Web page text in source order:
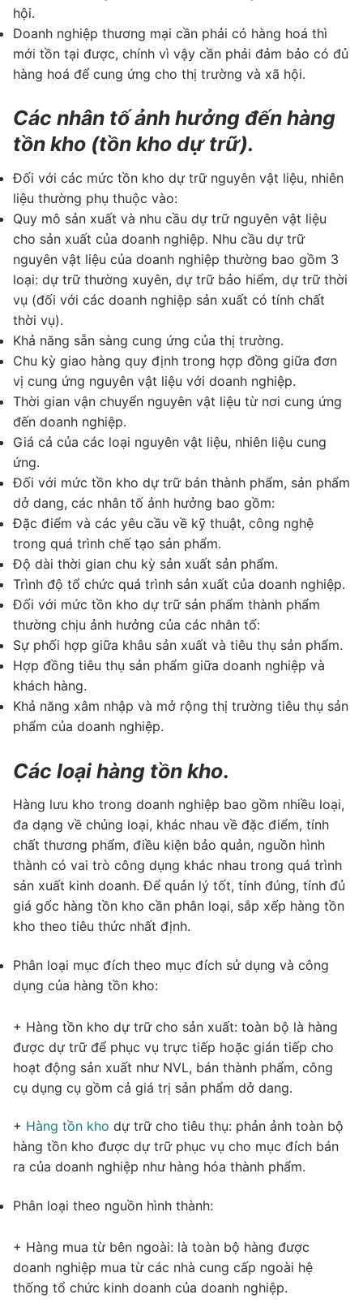
hội.
Doanh nghiệp thương mại cần phải có hàng hoá thì
mới tồn tại được, chính vì vậy cần phải đảm bảo có đủ
hàng hoá để cung ứng cho thị trường và xã hội.
Các nhân tố ảnh hưởng đến hàng
tồn kho (tồn kho dự trữ).
Đối với các mức tồn kho dự trữ nguyên vật liệu, nhiên
liệu thường phụ thuộc vào:
Quy mô sản xuất và nhu cầu dự trữ nguyên vật liệu
cho sản xuất của doanh nghiệp. Nhu cầu dự trữ
nguyên vật liệu của doanh nghiệp thường bao gồm 3
loại: dự trữ thường xuyên, dự trữ bảo hiểm, dự trữ thời
vụ (đối với các doanh nghiệp sản xuất có tính chất
thời vụ).
Khả năng sẵn sàng cung ứng của thị trường.
Chu kỳ giao hàng quy định trong hợp đồng giữa đơn
vị cung ứng nguyên vật liệu với doanh nghiệp.
Thời gian vận chuyển nguyên vật liệu từ nơi cung ứng
đến doanh nghiệp.
Giá cả của các loại nguyên vật liệu, nhiên liệu cung
ứng.
Đối với mức tồn kho dự trữ bán thành phẩm, sản phẩm
dở dang, các nhân tố ảnh hưởng bao gồm:
Đặc điểm và các yêu cầu về kỹ thuật, công nghệ
trong quá trình chế tạo sản phẩm.
Độ dài thời gian chu kỳ sản xuất sản phẩm.
Trình độ tổ chức quá trình sản xuất của doanh nghiệp.
Đối với mức tồn kho dự trữ sản phẩm thành phẩm
thường chịu ảnh hưởng của các nhân tố:
Sự phối hợp giữa khâu sản xuất và tiêu thụ sản phẩm.
Hợp đồng tiêu thụ sản phẩm giữa doanh nghiệp và
khách hàng.
Khả năng xâm nhập và mở rộng thị trường tiêu thụ sản
phẩm của doanh nghiệp.
Các loại hàng tồn kho.
Hàng lưu kho trong doanh nghiệp bao gồm nhiều loại,
đa dạng về chủng loại, khác nhau về đặc điểm, tính
chất thương phẩm, điều kiện bảo quản, nguồn hình
thành có vai trò công dụng khác nhau trong quá trình
sản xuất kinh doanh. Để quản lý tốt, tính đúng, tính đủ
giá gốc hàng tồn kho cần phân loại, sắp xếp hàng tồn
kho theo tiêu thức nhất định.
Phân loại mục đích theo mục đích sử dụng và công
dụng của hàng tồn kho:
+ Hàng tồn kho dự trữ cho sản xuất: toàn bộ là hàng
được dự trữ để phục vụ trực tiếp hoặc gián tiếp cho
hoạt động sản xuất như NVL, bán thành phẩm, công
cụ dụng cụ gồm cả giá trị sản phẩm dở dang.
+ Hàng tồn kho dự trữ cho tiêu thụ: phản ảnh toàn bộ
hàng tồn kho được dự trữ phục vụ cho mục đích bán
ra của doanh nghiệp như hàng hóa thành phẩm.
Phân loại theo nguồn hình thành:
+ Hàng mua từ bên ngoài: là toàn bộ hàng được
doanh nghiệp mua từ các nhà cung cấp ngoài hệ
thống tổ chức kinh doanh của doanh nghiệp.